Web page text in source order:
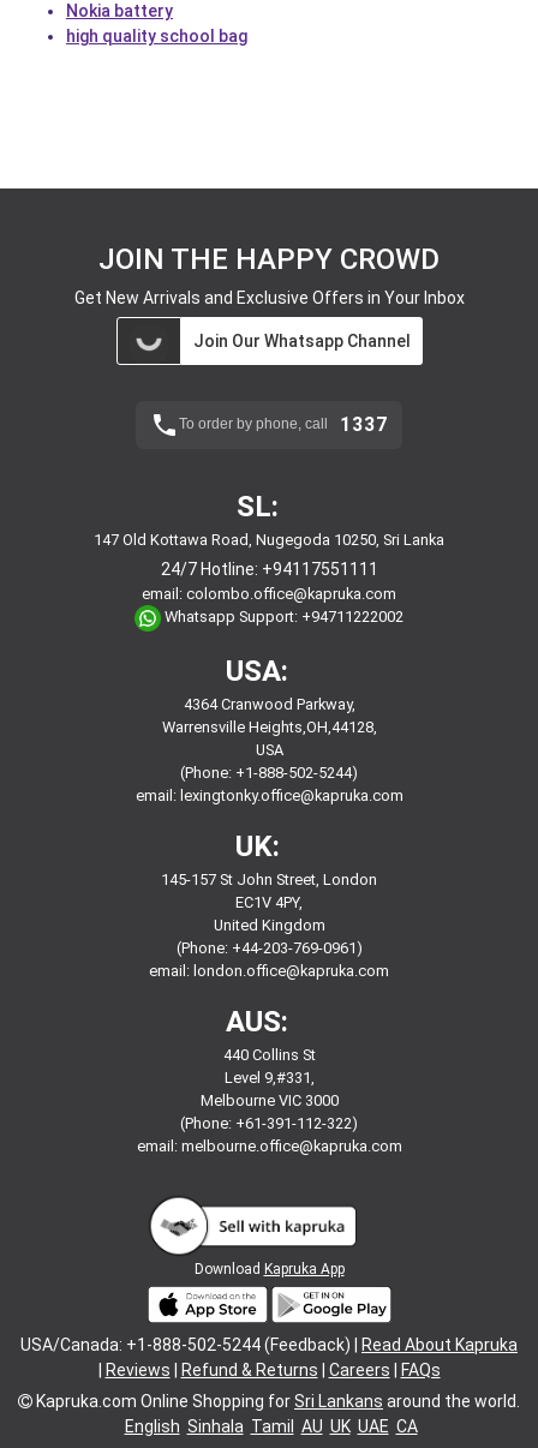
Nokia battery
high quality school bag
JOIN THE HAPPY CROWD
Get New Arrivals and Exclusive Offers in Your Inbox
Join Our Whatsapp Channel
To order by phone, call 1337
SL:
147 Old Kottawa Road, Nugegoda 10250, Sri Lanka
24/7 Hotline: +94117551111
email: colombo.office@kapruka.com
Whatsapp Support: +94711222002
USA:
4364 Cranwood Parkway,
Warrensville Heights,OH,44128,
USA
(Phone: +1-888-502-5244)
email: lexingtonky.office@kapruka.com
UK:
145-157 St John Street, London
EC1V 4PY,
United Kingdom
(Phone: +44-203-769-0961)
email: london.office@kapruka.com
AUS:
440 Collins St
Level 9,#331,
Melbourne VIC 3000
(Phone: +61-391-112-322)
email: melbourne.office@kapruka.com
Download Kapruka App
USA/Canada: +1-888-502-5244 (Feedback) |
Read About Kapruka
Reviews Refund & Returns Careers
FAQs
Kapruka.com Online Shopping forSri Lankans around the world.
English Sinhala Tamil AU UK UAE CA